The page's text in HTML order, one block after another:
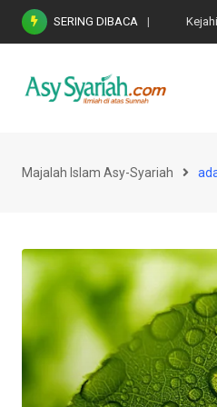
Skip
SERING DIBACA
Majalah Islam Asy-Syariah